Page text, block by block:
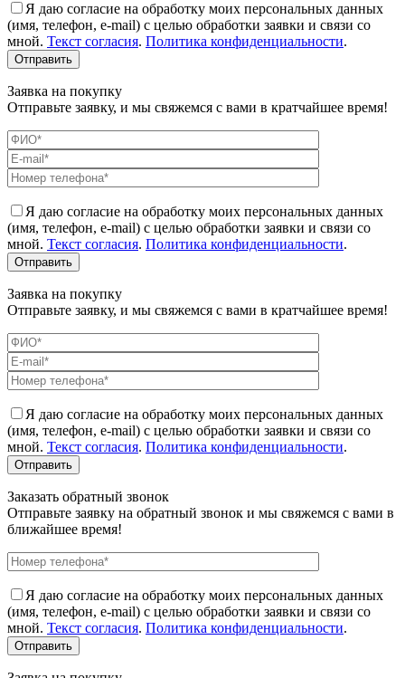
Я даю согласие на обработку моих персональных данных
(имя, телефон, e-mail) с целью обработки заявки и связи со
мной. Текст согласия. Политика конфиденциальности.
Заявка на покупку
Отправьте заявку, и мы свяжемся с вами в кратчайшее время!
Я даю согласие на обработку моих персональных данных
(имя, телефон, e-mail) с целью обработки заявки и связи со
мной. Текст согласия. Политика конфиденциальности.
Заявка на покупку
Отправьте заявку, и мы свяжемся с вами в кратчайшее время!
Я даю согласие на обработку моих персональных данных
(имя, телефон, e-mail) с целью обработки заявки и связи со
мной. Текст согласия. Политика конфиденциальности.
Заказать обратный звонок
Отправьте заявку на обратный звонок и мы свяжемся с вами в
ближайшее время!
Я даю согласие на обработку моих персональных данных
(имя, телефон, e-mail) с целью обработки заявки и связи со
мной. Текст согласия. Политика конфиденциальности.